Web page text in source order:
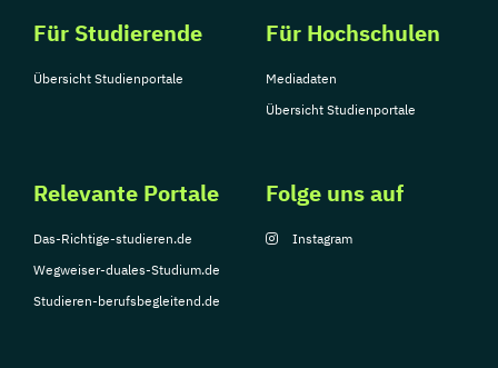
Für Studierende
Übersicht Studienportale
Für Hochschulen
Mediadaten
Übersicht Studienportale
Relevante Portale
Das-Richtige-studieren.de
Wegweiser-duales-Studium.de
Studieren-berufsbegleitend.de
Folge uns auf
Instagram